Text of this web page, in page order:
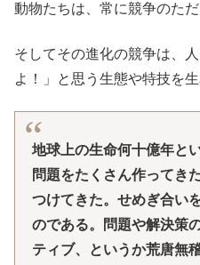
動物たちは、常に競争のただ
そしてその進化の競争は、
よ！」と思う生態や特技を
地球上の生命何十億年と
問題をたくさん作ってき
つけてきた。せめぎ合い
のである。問題や解決策
ティブ、というか荒唐無